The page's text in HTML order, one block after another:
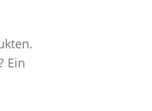
Ein